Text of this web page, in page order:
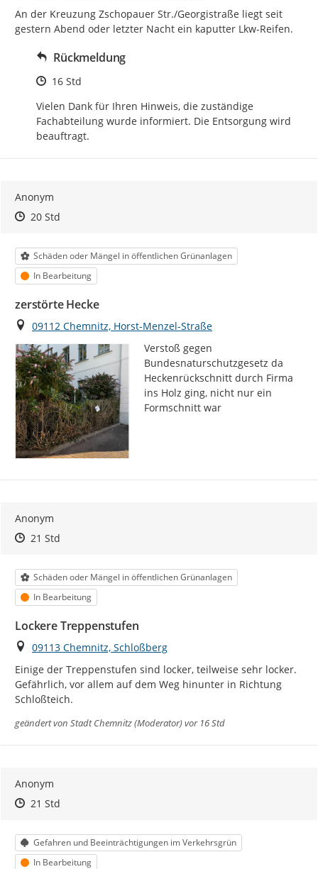
An der Kreuzung Zschopauer Str./Georgistraße liegt seit
gestern Abend oder letzter Nacht ein kaputter Lkw-Reifen.
Rückmeldung
Zeitpunkt des Erstellens
16 Std
Vielen Dank für Ihren Hinweis, die zuständige
Fachabteilung wurde informiert. Die Entsorgung wird
beauftragt.
Anonym
Zeitpunkt des Erstellens
Zeitpunkt des Erstellens
20 StdZur Äußerung
Kategorie
Schäden oder Mängel in öffentlichen Grünanlagen
Status
In Bearbeitung
zerstörte Hecke
Ort
09112 Chemnitz, Horst-Menzel-Straße
Verstoß gegen
Bundesnaturschutzgesetz da
Heckenrückschnitt durch Firma
ins Holz ging, nicht nur ein
Formschnitt war
Anonym
Zeitpunkt des Erstellens
Zeitpunkt des Erstellens
21 StdZur Äußerung
Kategorie
Schäden oder Mängel in öffentlichen Grünanlagen
Status
In Bearbeitung
Lockere Treppenstufen
Ort
09113 Chemnitz, Schloßberg
Einige der Treppenstufen sind locker, teilweise sehr locker.
Gefährlich, vor allem auf dem Weg hinunter in Richtung
Schloßteich.
geändert von Stadt Chemnitz (Moderator)vor 16 Std
Anonym
Zeitpunkt des Erstellens
Zeitpunkt des Erstellens
21 StdZur Äußerung
Kategorie
Gefahren und Beeinträchtigungen im Verkehrsgrün
Status
In Bearbeitung